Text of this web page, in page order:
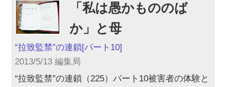
「私は愚かもののば
か」と母
“拉致監禁”の連鎖[パート10]
2013/5/13 編集局
“拉致監禁”の連鎖（225）パート10被害者の体験と